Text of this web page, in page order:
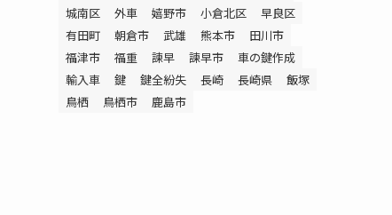
城南区
外車 嬉野市 小倉北区
早良区
有田町
朝倉市 武雄 熊本市
田川市
福津市
福重 諫早 諫早市
車の鍵作成
輸入車
鍵 鍵全紛失 長崎 長崎県
飯塚
鳥栖
鳥栖市 鹿島市